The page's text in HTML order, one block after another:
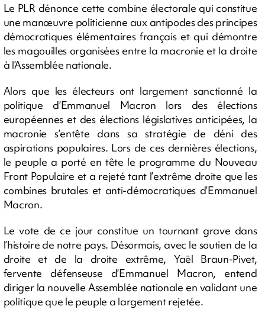
Le PLR dénonce cette combine électorale qui constitue
une manœuvre politicienne aux antipodes des principes
démocratiques élémentaires français et qui démontre
les magouilles organisées entre la macronie et la droite
à l’Assemblée nationale.
Alors que les électeurs ont largement sanctionné la
politique d’Emmanuel Macron lors des élections
européennes et des élections législatives anticipées, la
macronie s’entête dans sa stratégie de déni des
aspirations populaires. Lors de ces dernières élections,
le peuple a porté en tête le programme du Nouveau
Front Populaire et a rejeté tant l’extrême droite que les
combines brutales et anti-démocratiques d’Emmanuel
Macron.
Le vote de ce jour constitue un tournant grave dans
l’histoire de notre pays. Désormais, avec le soutien de la
droite et de la droite extrême, Yaël Braun-Pivet,
fervente défenseuse d’Emmanuel Macron, entend
diriger la nouvelle Assemblée nationale en validant une
politique que le peuple a largement rejetée.